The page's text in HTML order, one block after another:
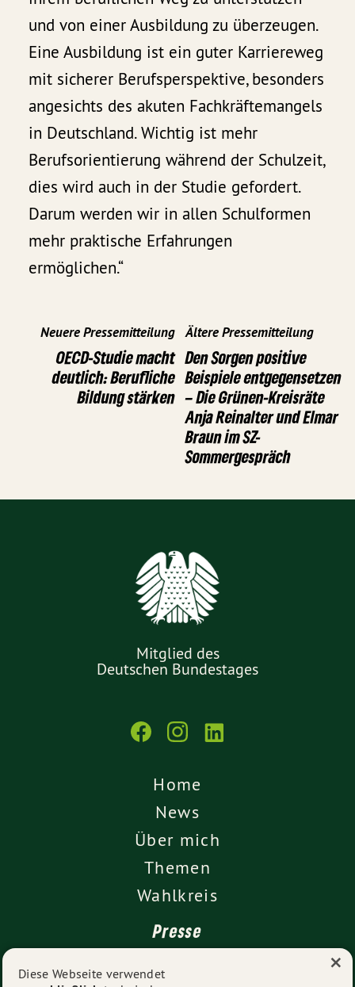
und von einer Ausbildung zu überzeugen.
Eine Ausbildung ist ein guter Karriereweg
mit sicherer Berufsperspektive, besonders
angesichts des akuten Fachkräftemangels
in Deutschland. Wichtig ist mehr
Berufsorientierung während der Schulzeit,
dies wird auch in der Studie gefordert.
Darum werden wir in allen Schulformen
mehr praktische Erfahrungen
ermöglichen.“
Neuere Pressemitteilung
OECD-Studie macht
deutlich: Berufliche
Bildung stärken
Ältere Pressemitteilung
Den Sorgen positive
Beispiele entgegensetzen
– Die Grünen-Kreisräte
Anja Reinalter und Elmar
Braun im SZ-
Sommergespräch
Mitglied des
Deutschen Bundestages
Home
News
Über mich
Themen
Wahlkreis
Presse
Diese Webseite verwendet ×